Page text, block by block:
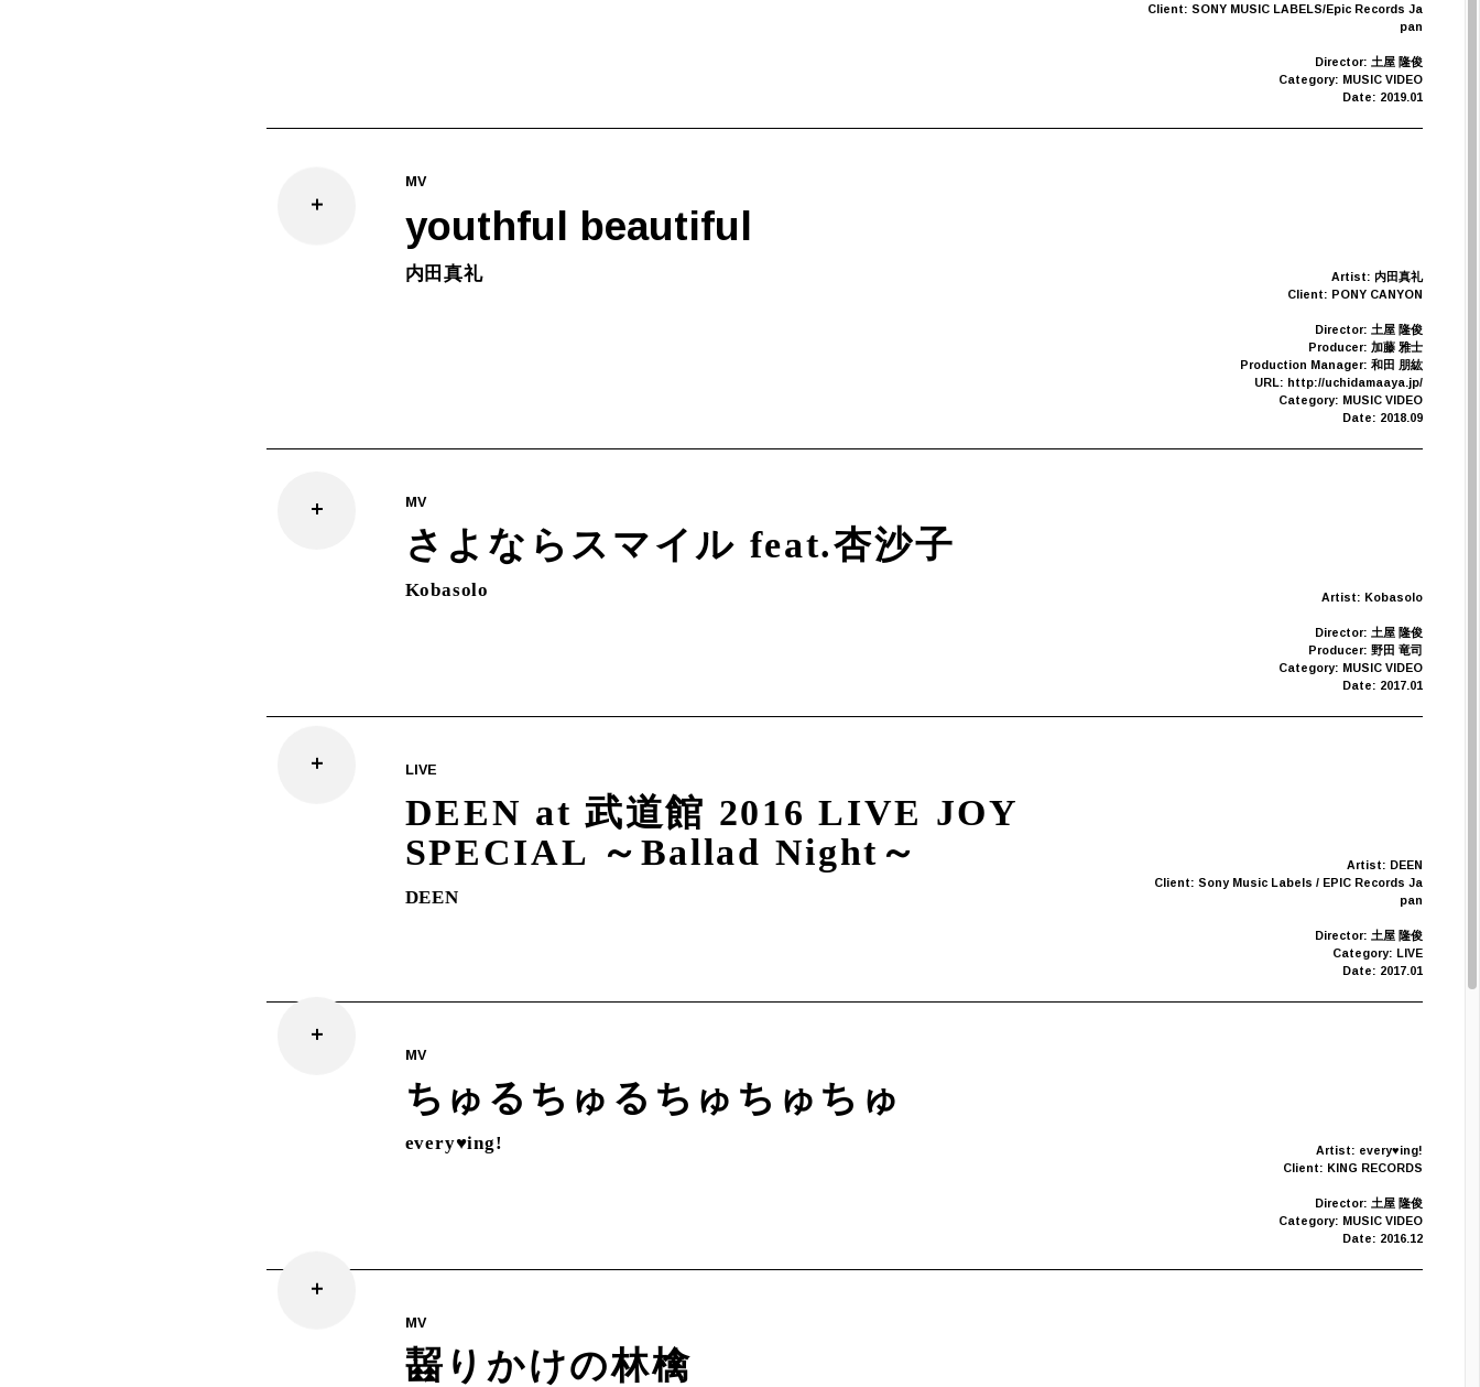
Client: SONY MUSIC LABELS/Epic Records Ja
pan
Director: 土屋 隆俊
Category: MUSIC VIDEO
Date: 2019.01
MV
youthful beautiful
内田真礼
Artist: 内田真礼
Client: PONY CANYON
Director: 土屋 隆俊
Producer: 加藤 雅士
Production Manager: 和田 朋紘
URL: http://uchidamaaya.jp/
Category: MUSIC VIDEO
Date: 2018.09
MV
さよならスマイル feat.杏沙子
Kobasolo Artist: Kobasolo
Director: 土屋 隆俊
Producer: 野田 竜司
Category: MUSIC VIDEO
Date: 2017.01
LIVE
DEEN at 武道館 2016 LIVE JOY
SPECIAL ～Ballad Night～
DEEN
Artist: DEEN
Client: Sony Music Labels / EPIC Records Ja
pan
Director: 土屋 隆俊
Category: LIVE
Date: 2017.01
MV
ちゅるちゅるちゅちゅちゅ
every♥ing!
Artist: every♥ing!
Client: KING RECORDS
Director: 土屋 隆俊
Category: MUSIC VIDEO
Date: 2016.12
MV
齧りかけの林檎